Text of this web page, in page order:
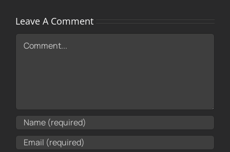
Leave A Comment
Comment